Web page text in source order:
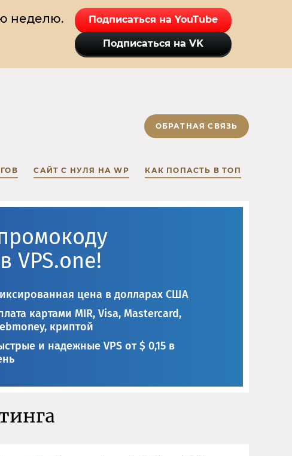
неделю.
Подписаться на YouTube
Подписаться на VK
ОБРАТНАЯ СВЯЗЬ
САЙТ С НУЛЯ НА WP КАК ПОПАСТЬ В ТОП
VPS.one!
цена в долларах США
картами MIR, Visa, Mastercard,
криптой
и надежные VPS от $ 0,15 в